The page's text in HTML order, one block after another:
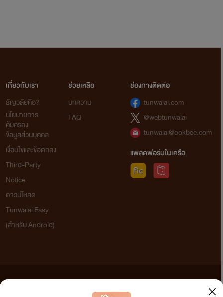
เกี่ยวกับเรา
ธัญวลัยคือ?
นโยบายการ
คุ้มครอง
ข้อมูลส่วนบุคคล
เงื่อนไขและข้อตกลง
Third-Party
Notice
ดาวน์โหลด
Tunwalai Easy
(สำหรับ Android)
ช่วยเหลือ
บทความ
FAQ
ช่องทางติดต่อ
tunwalai.com
@webtunwalai
tunwalai@ookbee.com
แพลตฟอร์มในเครือ